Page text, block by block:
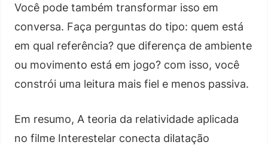
Você pode também transformar isso em
conversa. Faça perguntas do tipo: quem está
em qual referência? que diferença de ambiente
ou movimento está em jogo? com isso, você
constrói uma leitura mais fiel e menos passiva.
Em resumo, A teoria da relatividade aplicada
no filme Interestelar conecta dilatação